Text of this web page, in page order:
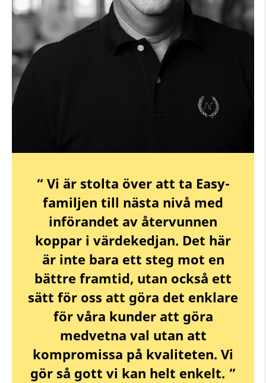
“ Vi är stolta över att ta Easy-
familjen till nästa nivå med
införandet av återvunnen
koppar i värdekedjan. Det här
är inte bara ett steg mot en
bättre framtid, utan också ett
sätt för oss att göra det enklare
för våra kunder att göra
medvetna val utan att
kompromissa på kvaliteten. Vi
gör så gott vi kan helt enkelt. ”